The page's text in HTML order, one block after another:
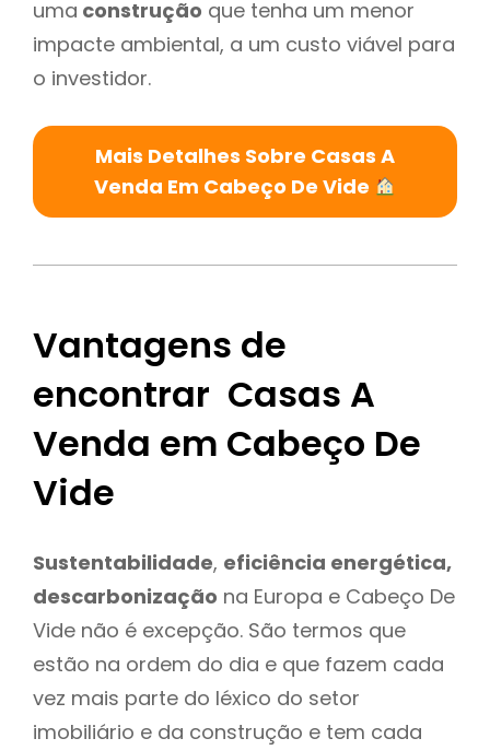
uma construção que tenha um menor
impacte ambiental, a um custo viável para
o investidor.
Mais Detalhes Sobre Casas A
Venda Em Cabeço De Vide
Vantagens de
encontrar Casas A
Venda em Cabeço De
Vide
Sustentabilidade, eficiência energética,
descarbonização na Europa e Cabeço De
Vide não é excepção. São termos que
estão na ordem do dia e que fazem cada
vez mais parte do léxico do setor
imobiliário e da construção e tem cada